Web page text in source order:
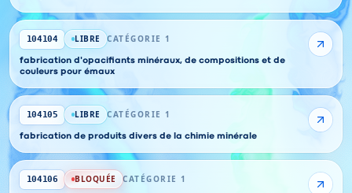
104104 LIBRE CATÉGORIE 1
fabrication d'opacifiants minéraux, de compositions et de
couleurs pour émaux
104105 LIBRE CATÉGORIE 1
fabrication de produits divers de la chimie minérale
104106 BLOQUÉE CATÉGORIE 1